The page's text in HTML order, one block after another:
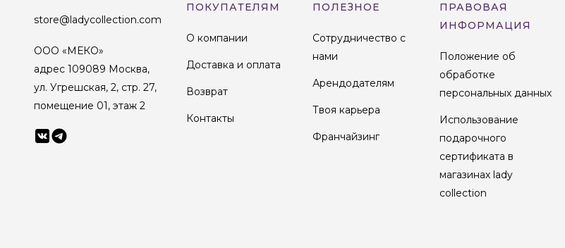
store@ladycollection.com
ООО «МЕКО»
адрес 109089 Москва,
ул. Угрешская, 2, стр. 27,
помещение 01, этаж 2
ПОКУПАТЕЛЯМ
О компании
Доставка и оплата
Возврат
Контакты
ПОЛЕЗНОЕ
Сотрудничество с
нами
Арендодателям
Твоя карьера
Франчайзинг
ПРАВОВАЯ
ИНФОРМАЦИЯ
Положение об
обработке
персональных данных
Использование
подарочного
сертификата в
магазинах lady
collection